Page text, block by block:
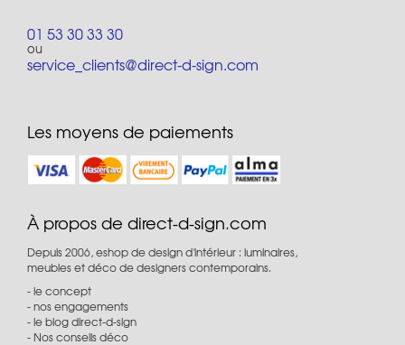
01 53 30 33 30
ou
service_clients@direct-d-sign.com
Les moyens de paiements
À propos de direct-d-sign.com
Depuis 2006, eshop de design d'intérieur : luminaires,
meubles et déco de designers contemporains.
le concept
nos engagements
le blog direct-d-sign
Nos conseils déco